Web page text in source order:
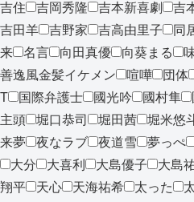
吉住
吉岡秀隆 吉本新喜劇 吉
吉田羊
吉野家 吉高由里子 同
来
名言 向田真優 向葵まる
善逸風金髪イケメン
喧嘩 団体
T
国際弁護士 國光吟 國村隼
主頭
堀口恭司 堀田茜 堀米悠
来夢
夜なラブ 夜道雪 夢っぺ
大分
大喜利 大島優子 大島
翔平
天心 天海祐希 太った